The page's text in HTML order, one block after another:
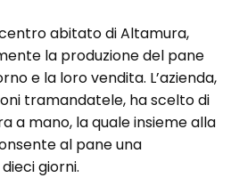
abitato di Altamura,
la produzione del pane
e la loro vendita. L’azienda,
tramandatele, ha scelto di
a mano, la quale insieme alla
al pane una
giorni.